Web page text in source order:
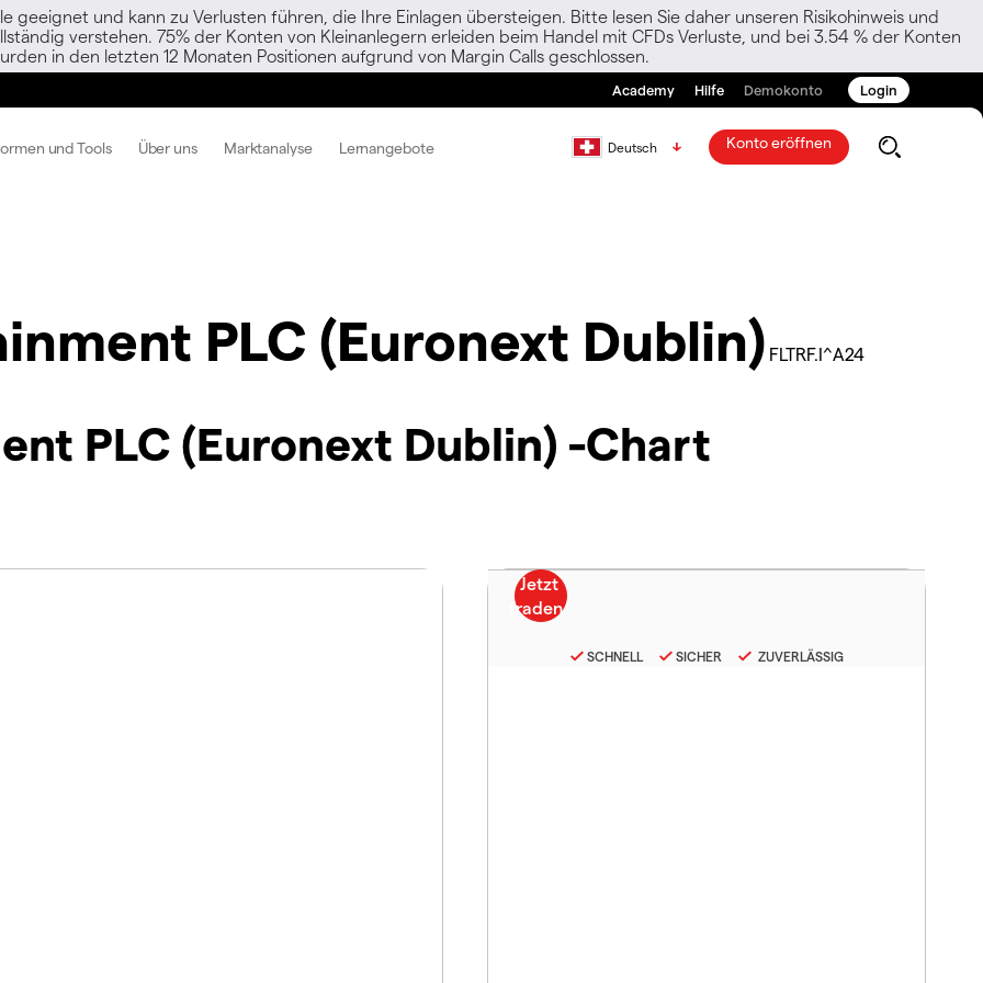
geeignet und kann zu Verlusten führen, die Ihre Einlagen übersteigen. Bitte lesen Sie daher unseren Risikohinweis und
verstehen. 75% der Konten von Kleinanlegern erleiden beim Handel mit CFDs Verluste, und bei 3.54 % der Konten
in den letzten 12 Monaten Positionen aufgrund von Margin Calls geschlossen.
Academy Hilfe Demokonto Login
und Tools Über uns Marktanalyse Lernangebote Deutsch Konto eröffnen
PLC (Euronext Dublin) FLTRF.I^A24
PLC (Euronext Dublin) -Chart
SCHNELL SICHER ZUVERLÄSSIG